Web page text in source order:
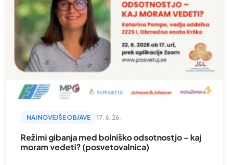
Gibanje
Hodgkinov limfom
Kampanija
Kronična limfocitna levkemija
Kronična mieloična levkemija
Mieloproliferativne novotvorbe
NAJNOVEJŠE OBJAVE 17. 6. 26.
Režimi gibanja med bolniško odsotnostjo – kaj
moram vedeti? (posvetovalnica)